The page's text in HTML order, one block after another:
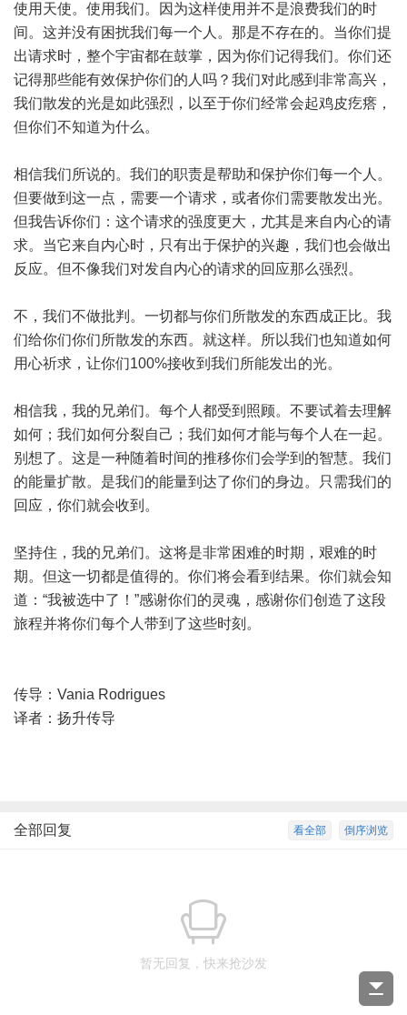
使用天使。使用我们。因为这样使用并不是浪费我们的时
间。这并没有困扰我们每一个人。那是不存在的。当你们提
出请求时，整个宇宙都在鼓掌，因为你们记得我们。你们还
记得那些能有效保护你们的人吗？我们对此感到非常高兴，
我们散发的光是如此强烈，以至于你们经常会起鸡皮疙瘩，
但你们不知道为什么。
相信我们所说的。我们的职责是帮助和保护你们每一个人。
但要做到这一点，需要一个请求，或者你们需要散发出光。
但我告诉你们：这个请求的强度更大，尤其是来自内心的请
求。当它来自内心时，只有出于保护的兴趣，我们也会做出
反应。但不像我们对发自内心的请求的回应那么强烈。
不，我们不做批判。一切都与你们所散发的东西成正比。我
们给你们你们所散发的东西。就这样。所以我们也知道如何
用心祈求，让你们100%接收到我们所能发出的光。
相信我，我的兄弟们。每个人都受到照顾。不要试着去理解
如何；我们如何分裂自己；我们如何才能与每个人在一起。
别想了。这是一种随着时间的推移你们会学到的智慧。我们
的能量扩散。是我们的能量到达了你们的身边。只需我们的
回应，你们就会收到。
坚持住，我的兄弟们。这将是非常困难的时期，艰难的时
期。但这一切都是值得的。你们将会看到结果。你们就会知
道：“我被选中了！”感谢你们的灵魂，感谢你们创造了这段
旅程并将你们每个人带到了这些时刻。
传导：Vania Rodrigues
译者：扬升传导
倒序浏览
看全部
全部回复
暂无回复，快来抢沙发